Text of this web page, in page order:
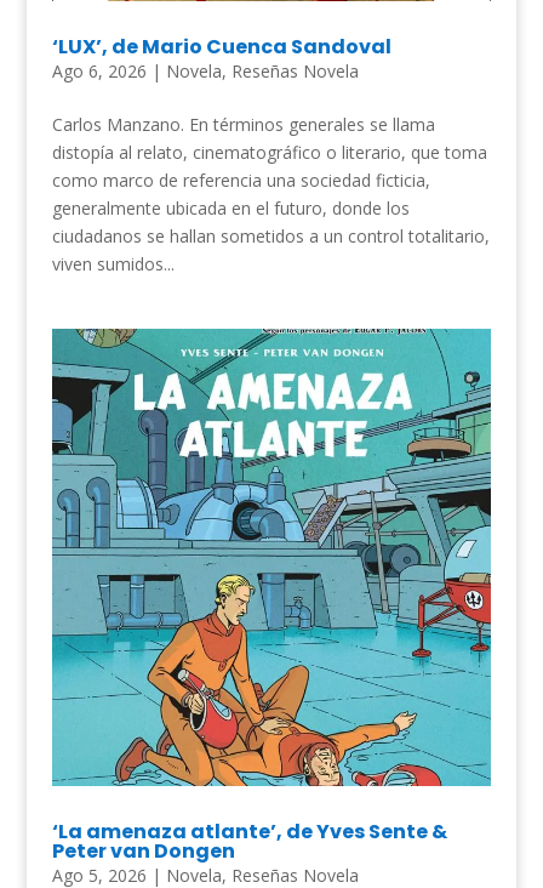
‘LUX’, de Mario Cuenca Sandoval
Ago 6, 2026 | Novela, Reseñas Novela
Carlos Manzano. En términos generales se llama
distopía al relato, cinematográfico o literario, que toma
como marco de referencia una sociedad ficticia,
generalmente ubicada en el futuro, donde los
ciudadanos se hallan sometidos a un control totalitario,
viven sumidos...
‘La amenaza atlante’, de Yves Sente &
Peter van Dongen
Ago 5, 2026 | Novela, Reseñas Novela